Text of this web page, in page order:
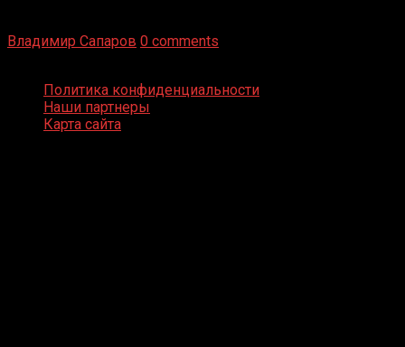
Владимир Сапаров 0 comments
Политика конфиденциальности
Наши партнеры
Карта сайта